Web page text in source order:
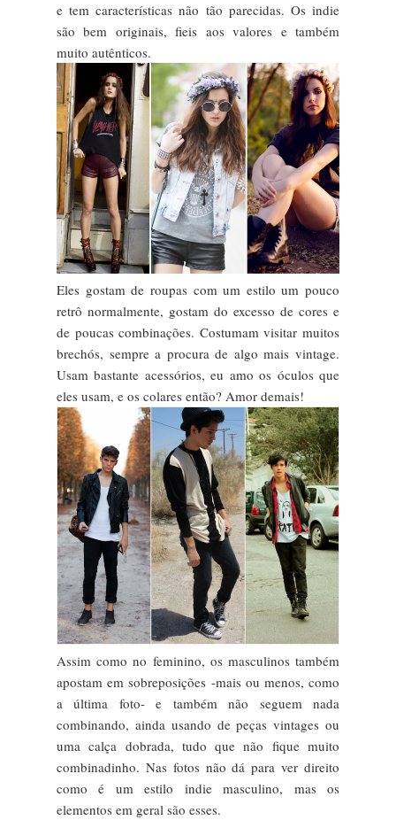
e tem características não tão parecidas. Os indie
são bem originais, fieis aos valores e também
muito autênticos.
Eles gostam de roupas com um estilo um pouco
retrô normalmente, gostam do excesso de cores e
de poucas combinações. Costumam visitar muitos
brechós, sempre a procura de algo mais vintage.
Usam bastante acessórios, eu amo os óculos que
eles usam, e os colares então? Amor demais!
Assim como no feminino, os masculinos também
apostam em sobreposições -mais ou menos, como
a última foto- e também não seguem nada
combinando, ainda usando de peças vintages ou
uma calça dobrada, tudo que não fique muito
combinadinho. Nas fotos não dá para ver direito
como é um estilo indie masculino, mas os
elementos em geral são esses.